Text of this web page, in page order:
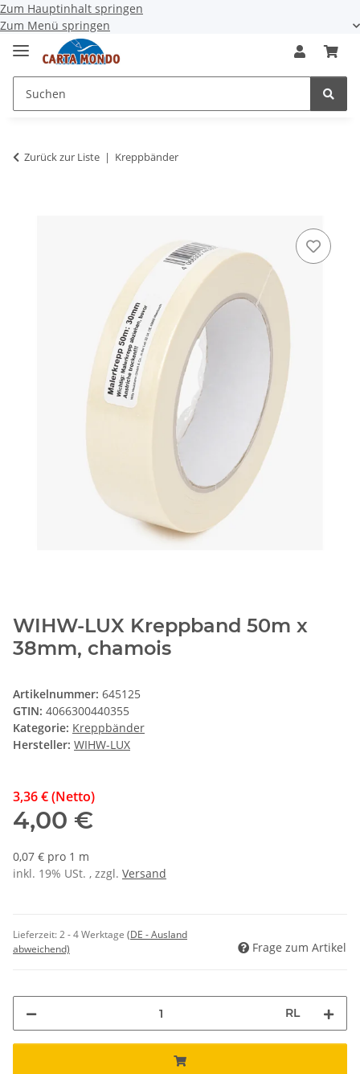
Zum Hauptinhalt springen
Zum Menü springen
Zurück zur Liste Kreppbänder
WIHW-LUX Kreppband 50m x
38mm, chamois
Artikelnummer: 645125
GTIN: 4066300440355
Kategorie: Kreppbänder
Hersteller: WIHW-LUX
3,36 € (Netto)
4,00 €
0,07 € pro 1 m
inkl. 19% USt. , zzgl. Versand
Lieferzeit:2 - 4 Werktage (DE - Ausland
abweichend)
Frage zum Artikel
RL